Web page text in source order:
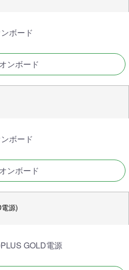
ボード
オンボード
ボード
オンボード
源)
GOLD電源